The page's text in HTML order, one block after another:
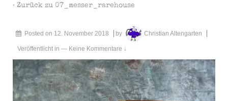
‹ Zurück zu 07_messer_rarehouse
Posted on 12. November 2018 by Christian Altengarten
Veröffentlicht in — Keine Kommentare ↓